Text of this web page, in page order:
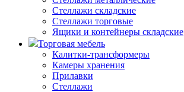
Стеллажи складские
Стеллажи торговые
Ящики и контейнеры складские
Торговая мебель
Калитки-трансформеры
Камеры хранения
Прилавки
Стеллажи